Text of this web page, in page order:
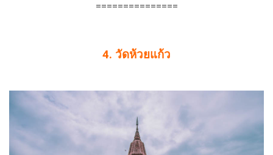
===============
4. วัดห้วยแก้ว